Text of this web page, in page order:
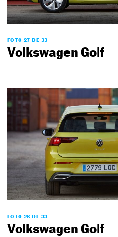
FOTO 27 DE 33
Volkswagen Golf
FOTO 28 DE 33
Volkswagen Golf